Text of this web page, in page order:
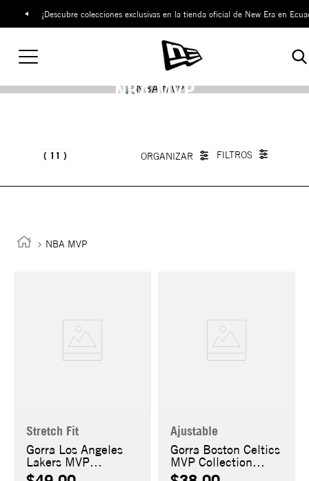
¡Descubre colecciones exclusivas en la tienda oficial de New Era en
NBA MVP
11
NBA MVP
Stretch Fit
Gorra Los Angeles
Lakers MVP
Collection
Ajustable
Gorra Boston Celtics
MVP Collection
9FORTY